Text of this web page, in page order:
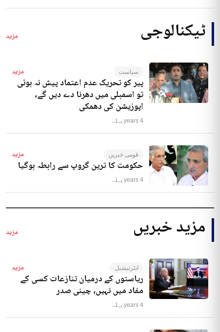
ٹیکنالوجی مزید
سیاست مزید
پیر کو تحریک عدم اعتماد پیش نہ ہوئی
تو اسمبلی میں دھرنا دے دیں گے،
اپوزیشن کی دھمکی
4 years پہلے
قومی خبریں مزید
حکومت کا ترین گروپ سے رابطہ ہوگیا
4 years پہلے
مزید خبریں مزید
انٹرنیشنل مزید
ریاستوں کے درمیان تنازعات کسی کے
مفاد میں نہیں، چینی صدر
4 years پہلے